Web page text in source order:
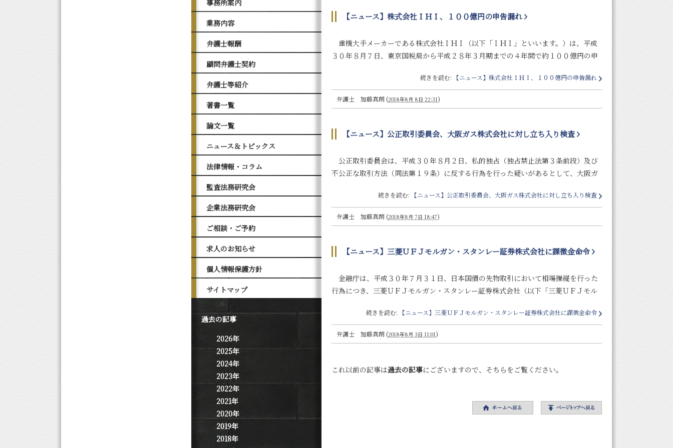
事務所案内
業務内容
弁護士報酬
顧問弁護士契約
弁護士等紹介
著書一覧
論文一覧
ニュース＆トピックス
法律情報・コラム
監査法務研究会
企業法務研究会
ご相談・ご予約
求人のお知らせ
個人情報保護方針
サイトマップ
過去の記事
2026年
2025年
2024年
2023年
2022年
2021年
2020年
2019年
2018年
【ニュース】株式会社ＩＨＩ、１００億円の申告漏れ
重機大手メーカーである株式会社ＩＨＩ（以下「ＩＨＩ」といいます。）は、平成
３０年８月７日、東京国税局から平成２８年３月期までの４年間で約１００億円の申
続きを読む: 【ニュース】株式会社ＩＨＩ、１００億円の申告漏れ
弁護士 加藤真朗 (2018年8月 8日 22:31)
【ニュース】公正取引委員会、大阪ガス株式会社に対し立ち入り検査
公正取引委員会は、平成３０年８月２日、私的独占（独占禁止法第３条前段）及び
不公正な取引方法（同法第１９条）に反する行為を行った疑いがあるとして、大阪ガ
続きを読む: 【ニュース】公正取引委員会、大阪ガス株式会社に対し立ち入り検査
弁護士 加藤真朗 (2018年8月 7日 18:47)
【ニュース】三菱ＵＦＪモルガン・スタンレー証券株式会社に課徴金命令
金融庁は、平成３０年７月３１日、日本国債の先物取引において相場操縦を行った
行為につき、三菱ＵＦＪモルガン・スタンレー証券株式会社（以下「三菱ＵＦＪモル
続きを読む: 【ニュース】三菱ＵＦＪモルガン・スタンレー証券株式会社に課徴金命令
弁護士 加藤真朗 (2018年8月 3日 11:01)
これ以前の記事は過去の記事にございますので、そちらをご覧ください。